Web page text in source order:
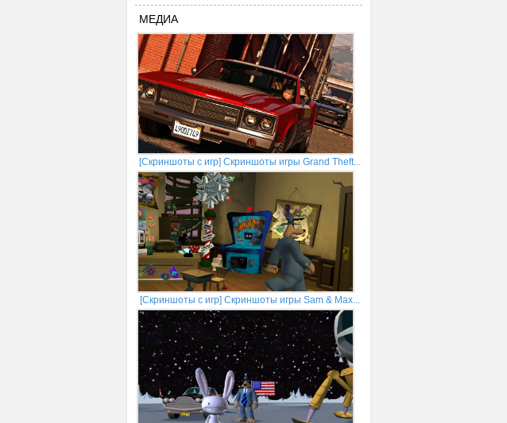
МЕДИА
[Скриншоты с игр] Скриншоты игры Grand Theft...
[Скриншоты с игр] Скриншоты игры Sam & Max...